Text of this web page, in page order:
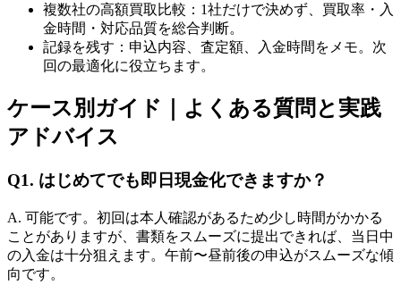
複数社の高額買取比較：1社だけで決めず、買取率・入
金時間・対応品質を総合判断。
記録を残す：申込内容、査定額、入金時間をメモ。次
回の最適化に役立ちます。
ケース別ガイド｜よくある質問と実践
アドバイス
Q1. はじめてでも即日現金化できますか？
A. 可能です。初回は本人確認があるため少し時間がかかる
ことがありますが、書類をスムーズに提出できれば、当日中
の入金は十分狙えます。午前〜昼前後の申込がスムーズな傾
向です。